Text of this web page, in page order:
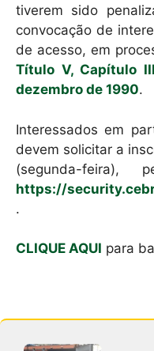
tiverem sido
convocação de
de acesso, em
Título V, Capítulo
dezembro de 1990.
Interessados em
devem solicitar a
(segunda-feira),
https://
.
CLIQUE AQUI para